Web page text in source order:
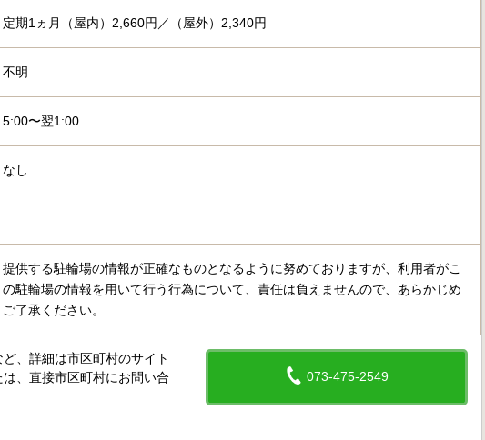
定期1ヵ月（屋内）2,660円／（屋外）2,340円
不明
5:00〜翌1:00
なし
提供する駐輪場の情報が正確なものとなるように努めておりますが、利用者がこ
の駐輪場の情報を用いて行う行為について、責任は負えませんので、あらかじめ
ご了承ください。
073-475-2549
、詳細は市区町村のサイト
、直接市区町村にお問い合